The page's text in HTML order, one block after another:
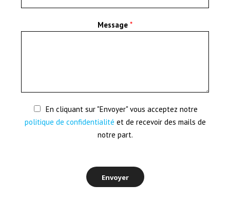
Message *
En cliquant sur "Envoyer" vous acceptez notre
politique de confidentialité et de recevoir des mails de
notre part.
Envoyer